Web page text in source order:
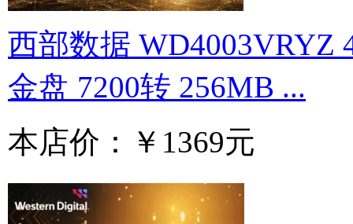
西部数据 WD4003VRYZ
金盘 7200转 256MB ...
本店价：
￥1369元